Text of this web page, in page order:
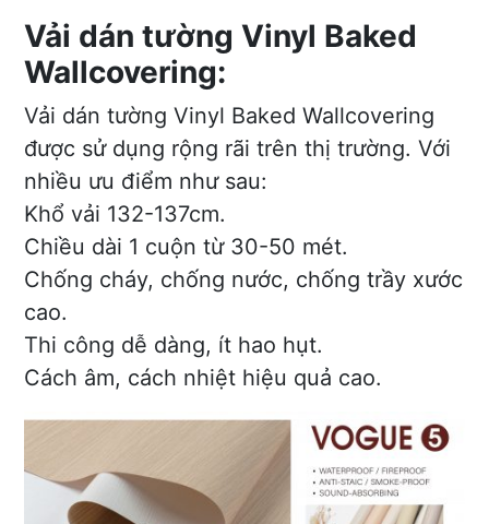
Vải dán tường Vinyl Baked
Wallcovering:
Vải dán tường Vinyl Baked Wallcovering
được sử dụng rộng rãi trên thị trường. Với
nhiều ưu điểm như sau:
Khổ vải 132-137cm.
Chiều dài 1 cuộn từ 30-50 mét.
Chống cháy, chống nước, chống trầy xước
cao.
Thi công dễ dàng, ít hao hụt.
Cách âm, cách nhiệt hiệu quả cao.